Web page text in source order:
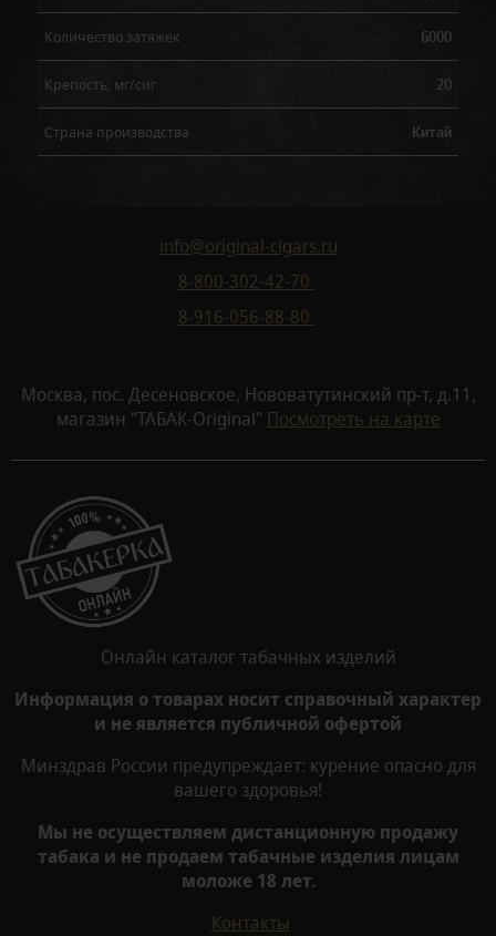
Количество затяжек 6000
Крепость, мг/сиг 20
Страна производства Китай
info@original-cigars.ru
8-800-302-42-70
8-916-056-88-80
Москва, пос. Десеновское, Нововатутинский пр-т, д.11,
магазин "ТАБАК-Original" Посмотреть на карте
Онлайн каталог табачных изделий
Информация о товарах носит справочный характер
и не является публичной офертой
Минздрав России предупреждает: курение опасно для
вашего здоровья!
Мы не осуществляем дистанционную продажу
табака и не продаем табачные изделия лицам
моложе 18 лет.
Контакты